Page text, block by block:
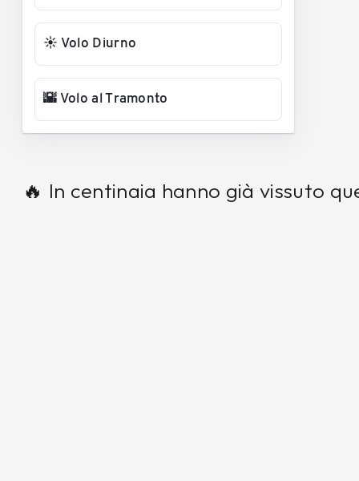
☀️ Volo Diurno
🌇 Volo al Tramonto
🔥 In centinaia hanno già vissuto